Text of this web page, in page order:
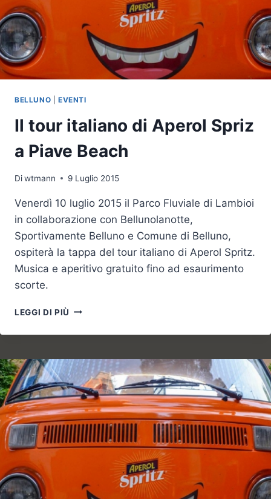
BELLUNO EVENTI
Il tour italiano di Aperol Spriz
a Piave Beach
Diwtmann 9 Luglio 2015
Venerdì 10 luglio 2015 il Parco Fluviale di Lambioi
in collaborazione con Bellunolanotte,
Sportivamente Belluno e Comune di Belluno,
ospiterà la tappa del tour italiano di Aperol Spritz.
Musica e aperitivo gratuito fino ad esaurimento
scorte.
LEGGI DI PIÙ IL
ITALIANO
APEROL
SPRIZ
A
PIAVE
BEACH